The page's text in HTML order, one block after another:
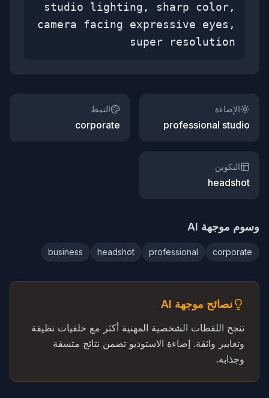
studio lighting, sharp color,
camera facing expressive eyes,
super resolution
الإضاءة
professional studio
النمط
corporate
التكوين
headshot
وسوم موجهة AI
corporate
professional
headshot
business
نصائح موجهة AI
تنجح اللقطات الشخصية المهنية أكثر مع خلفيات نظيفة
وتعابير واثقة. إضاءة الاستوديو تضمن نتائج متسقة
وجذابة.